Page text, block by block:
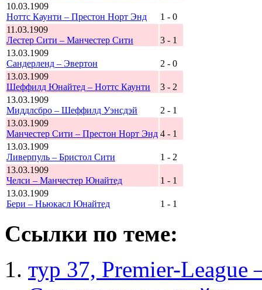
10.03.1909
Ноттс Каунти – Престон Норт Энд
1 - 0
11.03.1909
Лестер Сити – Манчестер Сити
3 - 1
13.03.1909
Сандерленд – Эвертон
2 - 0
13.03.1909
Шеффилд Юнайтед – Ноттс Каунти
3 - 2
13.03.1909
Миддлсбро – Шеффилд Уэнсдэй
2 - 1
13.03.1909
Манчестер Сити – Престон Норт Энд 4 - 1
13.03.1909
Ливерпуль – Бристол Сити
1 - 2
13.03.1909
Челси – Манчестер Юнайтед
1 - 1
13.03.1909
Бери – Ньюкасл Юнайтед
1 - 1
Ссылки по теме:
тур 37, Рremier-